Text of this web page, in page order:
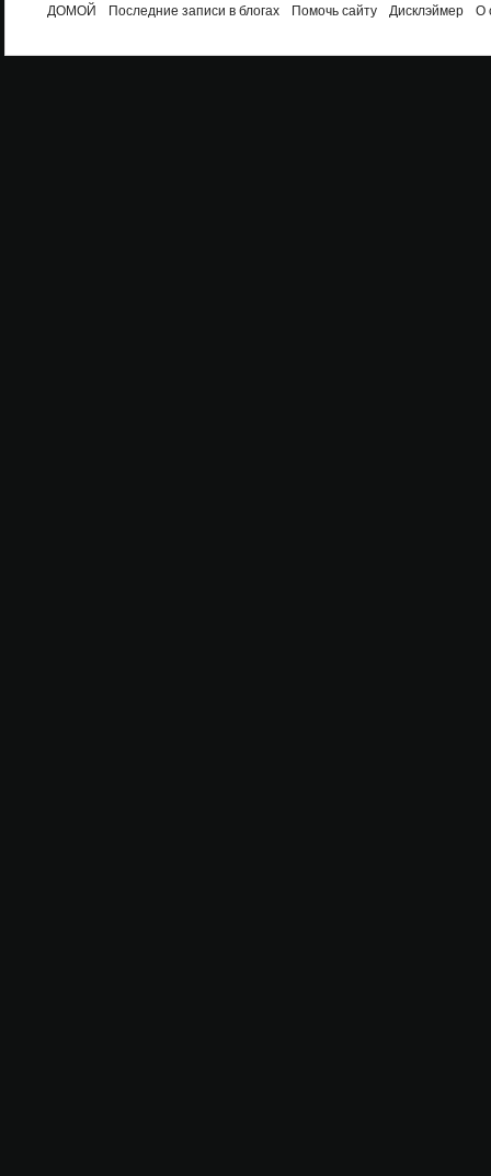
ДОМОЙ Последние записи в блогах Помочь сайту Дисклэймер О